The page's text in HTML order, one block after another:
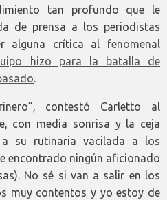
tan profundo que le
de prensa a los periodistas
alguna crítica al fenomenal
hizo para la batalla de
.
contestó Carletto al
con media sonrisa y la ceja
su rutinaria vacilada a los
encontrado ningún aficionado
No sé si van a salir en los
muy contentos y yo estoy de